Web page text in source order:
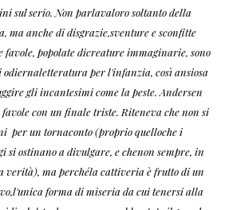
sul serio. Non parlavaloro soltanto della
ma anche di disgrazie,sventure e sconfitte
favole, popolate dicreature immaginarie, sono
per l'infanzia, così ansiosa
gli incantesimi come la peste. Andersen
con un finale triste. Riteneva che non si
per un tornaconto (proprio quelloche i
ostinano a divulgare, e chenon sempre, in
verità), ma perchéla cattiveria è frutto di un
forma di miseria da cui tenersi alla